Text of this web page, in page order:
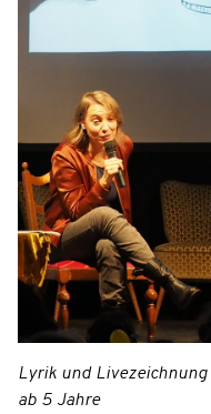
Lyrik und
ab 5 Jahre